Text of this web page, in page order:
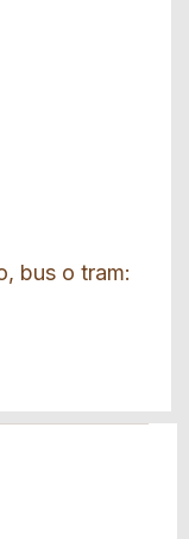
bus o tram: